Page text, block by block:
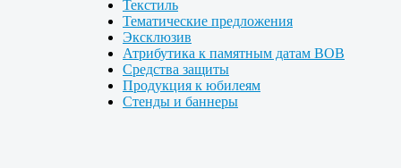
Текстиль
Тематические предложения
Эксклюзив
Атрибутика к памятным датам ВОВ
Средства защиты
Продукция к юбилеям
Стенды и баннеры